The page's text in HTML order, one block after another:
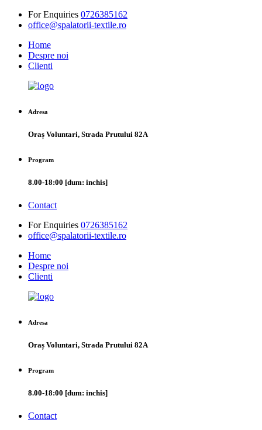
For Enquiries 0726385162
office@spalatorii-textile.ro
Home
Despre noi
Clienti
Adresa
Oraș Voluntari, Strada Prutului 82A
Program
8.00-18:00 [dum: inchis]
Contact
For Enquiries 0726385162
office@spalatorii-textile.ro
Home
Despre noi
Clienti
Adresa
Oraș Voluntari, Strada Prutului 82A
Program
8.00-18:00 [dum: inchis]
Contact